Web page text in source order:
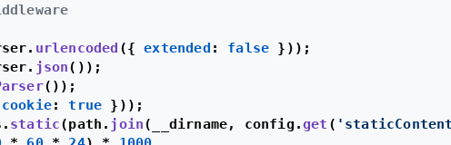
urlencoded ({ extended : false }));
json());
());
cookie: true }));
static(path. join(__dirname, config.get (